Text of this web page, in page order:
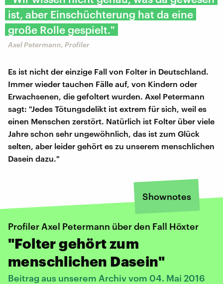
ist, aber Einschüchterung hat da eine
große Rolle gespielt."
Axel Petermann, Profiler
Es ist nicht der einzige Fall von Folter in Deutschland.
Immer wieder tauchen Fälle auf, von Kindern oder
Erwachsenen, die gefoltert wurden. Axel Petermann
sagt: "Jedes Tötungsdelikt ist extrem für sich, weil es
einen Menschen zerstört. Natürlich ist Folter über viele
Jahre schon sehr ungewöhnlich, das ist zum Glück
selten, aber leider gehört es zu unserem menschlichen
Dasein dazu."
Shownotes
Profiler Axel Petermann über den Fall Höxter
"Folter gehört zum
menschlichen Dasein"
Beitrag aus unserem Archiv vom 04. Mai 2016